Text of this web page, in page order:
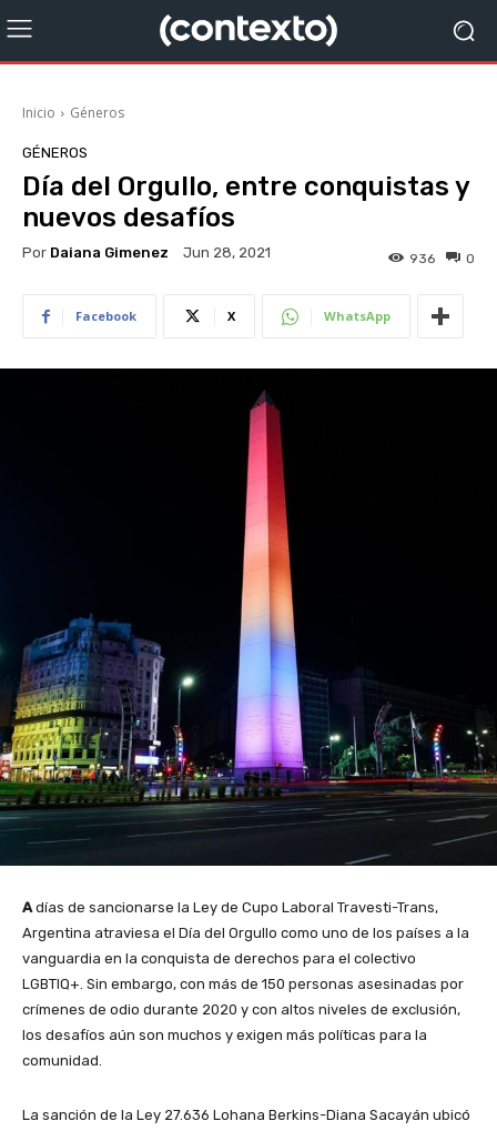
Inicio Géneros
GÉNEROS
Día del Orgullo, entre conquistas y
nuevos desafíos
Por Daiana Gimenez Jun 28, 2021 0
936
Facebook X WhatsApp
Adías de sancionarse la Ley de Cupo Laboral Travesti-Trans,
Argentina atraviesa el Día del Orgullo como uno de los países a la
vanguardia en la conquista de derechos para el colectivo
LGBTIQ+. Sin embargo, con más de 150 personas asesinadas por
crímenes de odio durante 2020 y con altos niveles de exclusión,
los desafíos aún son muchos y exigen más políticas para la
comunidad.
La sanción de la Ley 27.636 Lohana Berkins-Diana Sacayán ubicó